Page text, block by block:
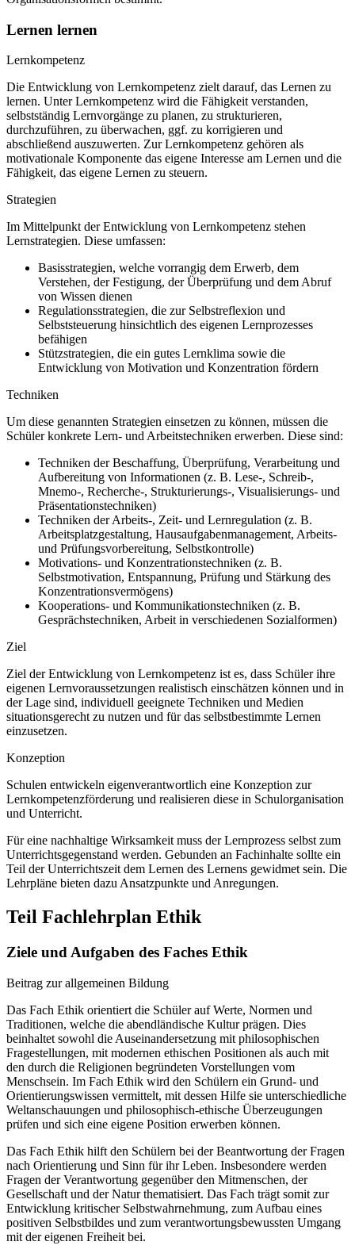
Lernen lernen
Lernkompetenz
Die Entwicklung von Lernkompetenz zielt darauf, das Lernen zu
lernen. Unter Lernkompetenz wird die Fähigkeit verstanden,
selbstständig Lernvorgänge zu planen, zu strukturieren,
durchzuführen, zu überwachen, ggf. zu korrigieren und
abschließend auszuwerten. Zur Lernkompetenz gehören als
motivationale Komponente das eigene Interesse am Lernen und die
Fähigkeit, das eigene Lernen zu steuern.
Strategien
Im Mittelpunkt der Entwicklung von Lernkompetenz stehen
Lernstrategien. Diese umfassen:
Basisstrategien, welche vorrangig dem Erwerb, dem
Verstehen, der Festigung, der Überprüfung und dem Abruf
von Wissen dienen
Regulationsstrategien, die zur Selbstreflexion und
Selbststeuerung hinsichtlich des eigenen Lernprozesses
befähigen
Stützstrategien, die ein gutes Lernklima sowie die
Entwicklung von Motivation und Konzentration fördern
Techniken
Um diese genannten Strategien einsetzen zu können, müssen die
Schüler konkrete Lern- und Arbeitstechniken erwerben. Diese sind:
Techniken der Beschaffung, Überprüfung, Verarbeitung und
Aufbereitung von Informationen (z. B. Lese-, Schreib-,
Mnemo-, Recherche-, Strukturierungs-, Visualisierungs- und
Präsentationstechniken)
Techniken der Arbeits-, Zeit- und Lernregulation (z. B.
Arbeitsplatzgestaltung, Hausaufgabenmanagement, Arbeits-
und Prüfungsvorbereitung, Selbstkontrolle)
Motivations- und Konzentrationstechniken (z. B.
Selbstmotivation, Entspannung, Prüfung und Stärkung des
Konzentrationsvermögens)
Kooperations- und Kommunikationstechniken (z. B.
Gesprächstechniken, Arbeit in verschiedenen Sozialformen)
Ziel
Ziel der Entwicklung von Lernkompetenz ist es, dass Schüler ihre
eigenen Lernvoraussetzungen realistisch einschätzen können und in
der Lage sind, individuell geeignete Techniken und Medien
situationsgerecht zu nutzen und für das selbstbestimmte Lernen
einzusetzen.
Konzeption
Schulen entwickeln eigenverantwortlich eine Konzeption zur
Lernkompetenzförderung und realisieren diese in Schulorganisation
und Unterricht.
Für eine nachhaltige Wirksamkeit muss der Lernprozess selbst zum
Unterrichtsgegenstand werden. Gebunden an Fachinhalte sollte ein
Teil der Unterrichtszeit dem Lernen des Lernens gewidmet sein. Die
Lehrpläne bieten dazu Ansatzpunkte und Anregungen.
Teil Fachlehrplan Ethik
Ziele und Aufgaben des Faches Ethik
Beitrag zur allgemeinen Bildung
Das Fach Ethik orientiert die Schüler auf Werte, Normen und
Traditionen, welche die abendländische Kultur prägen. Dies
beinhaltet sowohl die Auseinandersetzung mit philosophischen
Fragestellungen, mit modernen ethischen Positionen als auch mit
den durch die Religionen begründeten Vorstellungen vom
Menschsein. Im Fach Ethik wird den Schülern ein Grund- und
Orientierungswissen vermittelt, mit dessen Hilfe sie unterschiedliche
Weltanschauungen und philosophisch-ethische Überzeugungen
prüfen und sich eine eigene Position erwerben können.
Das Fach Ethik hilft den Schülern bei der Beantwortung der Fragen
nach Orientierung und Sinn für ihr Leben. Insbesondere werden
Fragen der Verantwortung gegenüber den Mitmenschen, der
Gesellschaft und der Natur thematisiert. Das Fach trägt somit zur
Entwicklung kritischer Selbstwahrnehmung, zum Aufbau eines
positiven Selbstbildes und zum verantwortungsbewussten Umgang
mit der eigenen Freiheit bei.